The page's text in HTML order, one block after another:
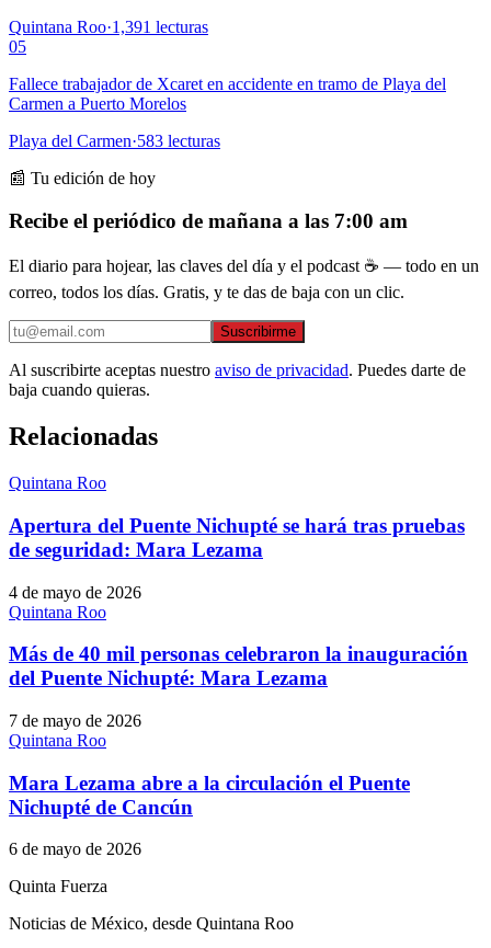
Quintana Roo·1,391 lecturas
05
Fallece trabajador de Xcaret en accidente en tramo de Playa del
Carmen a Puerto Morelos
Playa del Carmen·583 lecturas
📰 Tu edición de hoy
Recibe el periódico de mañana a las 7:00 am
El diario para hojear, las claves del día y el podcast ☕ — todo en un
correo, todos los días. Gratis, y te das de baja con un clic.
Suscribirme
Al suscribirte aceptas nuestro aviso de privacidad. Puedes darte de
baja cuando quieras.
Relacionadas
Quintana Roo
Apertura del Puente Nichupté se hará tras pruebas
de seguridad: Mara Lezama
4 de mayo de 2026
Quintana Roo
Más de 40 mil personas celebraron la inauguración
del Puente Nichupté: Mara Lezama
7 de mayo de 2026
Quintana Roo
Mara Lezama abre a la circulación el Puente
Nichupté de Cancún
6 de mayo de 2026
Quinta Fuerza
Noticias de México, desde Quintana Roo